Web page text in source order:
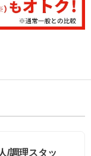
/調理スタッ